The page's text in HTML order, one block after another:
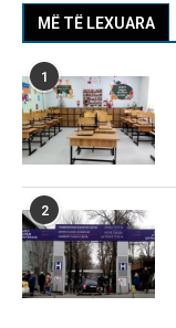
MË TË LEXUARA
1
2